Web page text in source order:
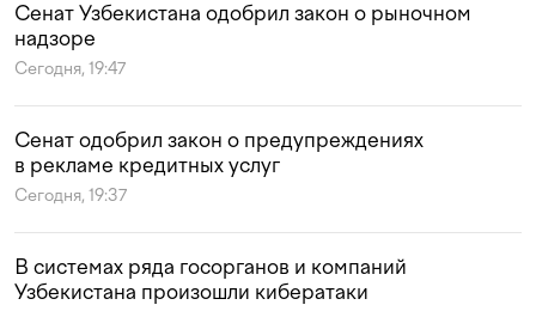
Сенат Узбекистана одобрил закон о рыночном
надзоре
Сегодня, 19:47
Сенат одобрил закон о предупреждениях
в рекламе кредитных услуг
Сегодня, 19:37
В системах ряда госорганов и компаний
Узбекистана произошли кибератаки